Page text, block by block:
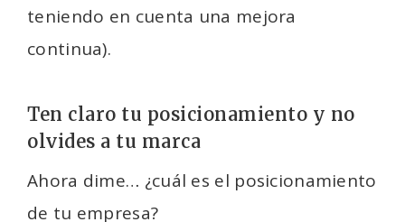
teniendo en cuenta una mejora
continua).
Ten claro tu posicionamiento y no
olvides a tu marca
Ahora dime… ¿cuál es el posicionamiento
de tu empresa?